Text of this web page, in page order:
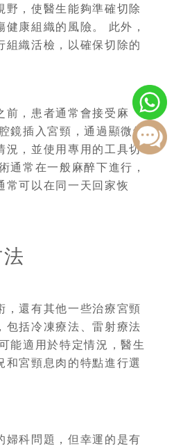
野，使醫生能夠準確切除
康組織的風險。 此外，
組織活檢，以確保切除的
前，患者通常會接受麻
鏡插入宮頸，通過顯微鏡
況，並使用專用的工具切
通常在一般麻醉下進行，
常可以在同一天回家恢
，還有其他一些治療宮頸
包括冷凍療法、雷射療法
能適用於特定情況，醫生
和宮頸息肉的特點進行選
婦科問題，但幸運的是有